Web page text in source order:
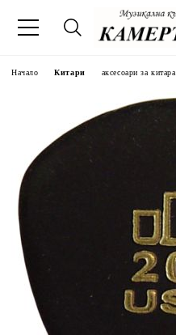
Начало Китари аксесоари за китара